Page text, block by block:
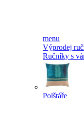
menu
Výprodej
Ručníky s
Polštáře